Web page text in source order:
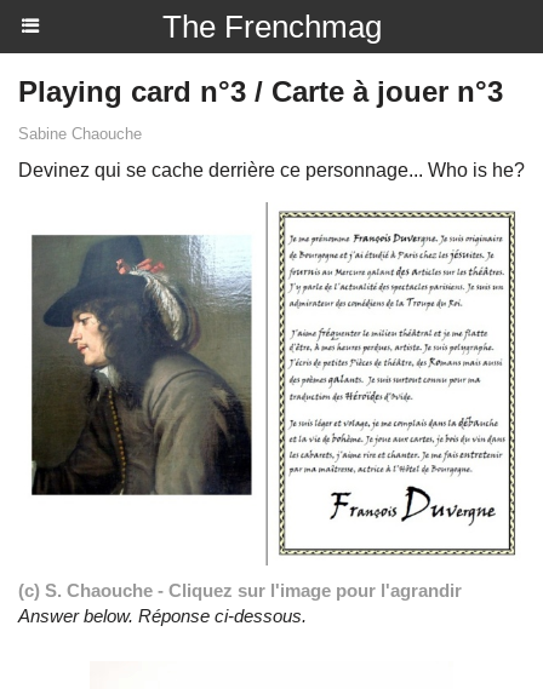
The Frenchmag
Playing card n°3 / Carte à jouer n°3
Sabine Chaouche
Devinez qui se cache derrière ce personnage... Who is he?
(c) S. Chaouche - Cliquez sur l'image pour l'agrandir
Answer below. Réponse ci-dessous.